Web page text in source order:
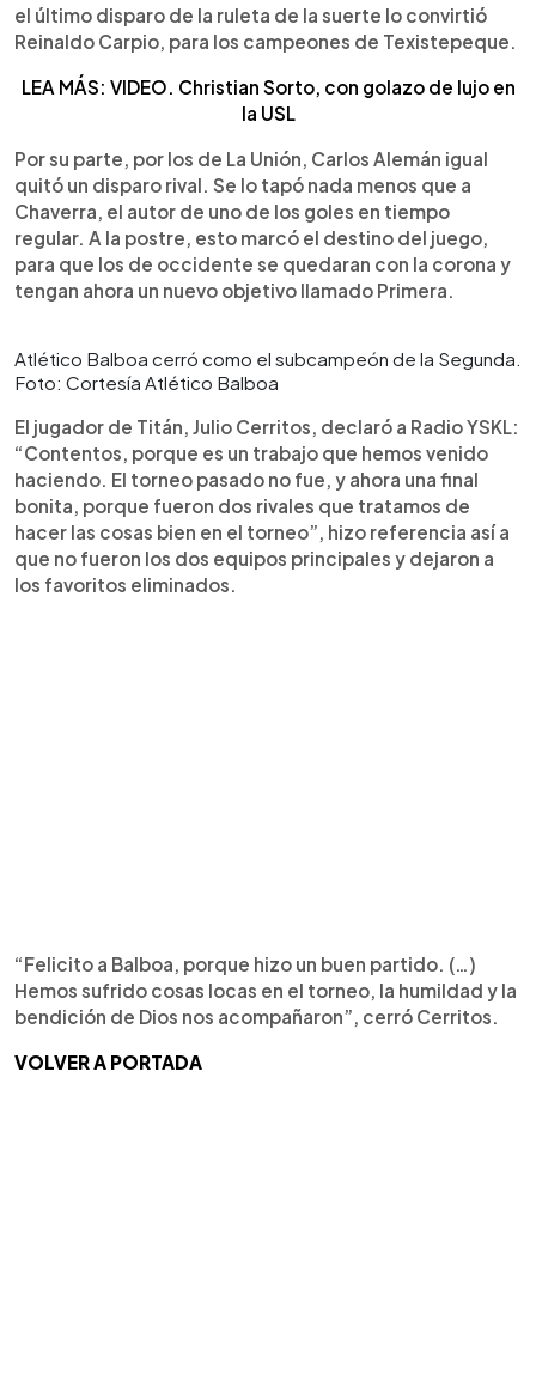
el último disparo de la ruleta de la suerte lo convirtió
Reinaldo Carpio, para los campeones de Texistepeque.
LEA MÁS: VIDEO. Christian Sorto, con golazo de lujo en
la USL
Por su parte, por los de La Unión, Carlos Alemán igual
quitó un disparo rival. Se lo tapó nada menos que a
Chaverra, el autor de uno de los goles en tiempo
regular. A la postre, esto marcó el destino del juego,
para que los de occidente se quedaran con la corona y
tengan ahora un nuevo objetivo llamado Primera.
Atlético Balboa cerró como el subcampeón de la Segunda.
Foto: Cortesía Atlético Balboa
El jugador de Titán, Julio Cerritos, declaró a Radio YSKL:
“Contentos, porque es un trabajo que hemos venido
haciendo. El torneo pasado no fue, y ahora una final
bonita, porque fueron dos rivales que tratamos de
hacer las cosas bien en el torneo”, hizo referencia así a
que no fueron los dos equipos principales y dejaron a
los favoritos eliminados.
“Felicito a Balboa, porque hizo un buen partido. (…)
Hemos sufrido cosas locas en el torneo, la humildad y la
bendición de Dios nos acompañaron”, cerró Cerritos.
VOLVER A PORTADA